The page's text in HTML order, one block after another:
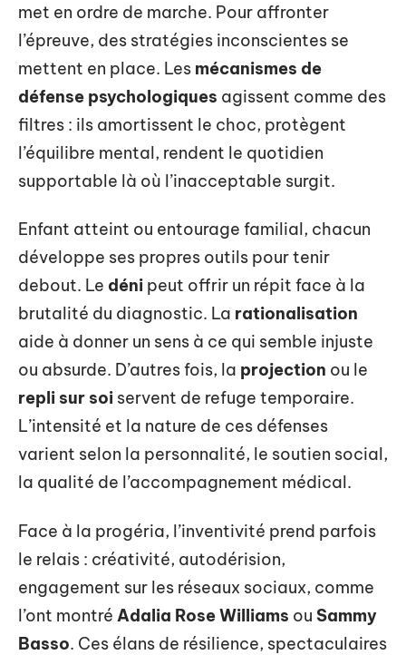
met en ordre de marche. Pour affronter
l’épreuve, des stratégies inconscientes se
mettent en place. Les mécanismes de
défense psychologiques agissent comme des
filtres : ils amortissent le choc, protègent
l’équilibre mental, rendent le quotidien
supportable là où l’inacceptable surgit.
Enfant atteint ou entourage familial, chacun
développe ses propres outils pour tenir
debout. Le déni peut offrir un répit face à la
brutalité du diagnostic. La rationalisation
aide à donner un sens à ce qui semble injuste
ou absurde. D’autres fois, la projection ou le
repli sur soi servent de refuge temporaire.
L’intensité et la nature de ces défenses
varient selon la personnalité, le soutien social,
la qualité de l’accompagnement médical.
Face à la progéria, l’inventivité prend parfois
le relais : créativité, autodérision,
engagement sur les réseaux sociaux, comme
l’ont montré Adalia Rose Williams ou Sammy
Basso. Ces élans de résilience, spectaculaires